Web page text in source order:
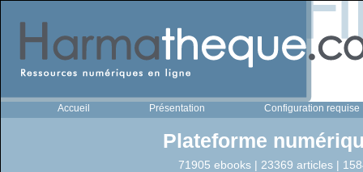
Accueil Présentation Configuration requise
Plateforme
71905 ebooks | 23369 articles |